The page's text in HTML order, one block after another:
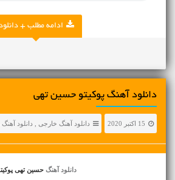
ادامه مطلب +
دانلود آهنگ پوکیتو حسین تهی
15 اکتبر 2020 دانلود آهنگ خارجی دانلود آهنگ
دانلود آهنگ حسین تهی